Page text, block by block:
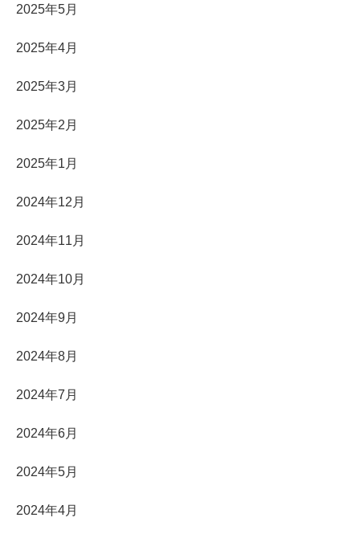
2025年5月
2025年4月
2025年3月
2025年2月
2025年1月
2024年12月
2024年11月
2024年10月
2024年9月
2024年8月
2024年7月
2024年6月
2024年5月
2024年4月